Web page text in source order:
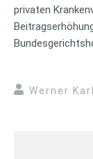
privaten
Werner Karl